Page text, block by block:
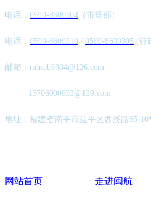
电话： 0599-8609304 （市场部）
电话： 0599-8609310 / 0599-8609395 (行
邮箱： mhscb9304@126.com
13706000933@139.com
地址：福建省南平市延平区西溪路65-
网站首页 走进闽航